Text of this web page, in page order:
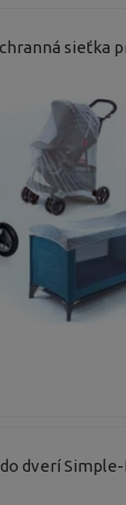
sieťka
dverí